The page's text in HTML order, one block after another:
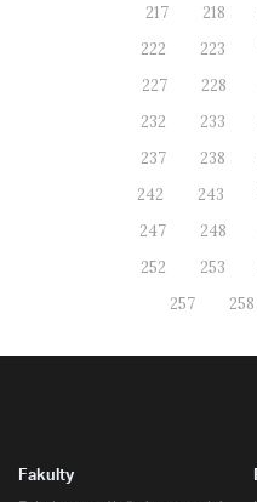
217
218
222
223
227
228
232
233
237
238
242
243
247
248
252
253
257
258
Fakulty